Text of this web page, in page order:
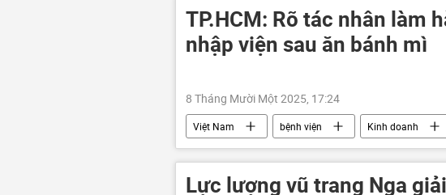
biến đổi khí hậu
TP.HCM: Rõ tác nhân làm
nhập viện sau ăn bánh mì
8 Tháng Mười Một 2025, 17:24
Việt Nam bệnh viện Kinh doanh
Bộ Y Tế Việt Nam
Sức khoẻ Thành
Lực lượng vũ trang Nga